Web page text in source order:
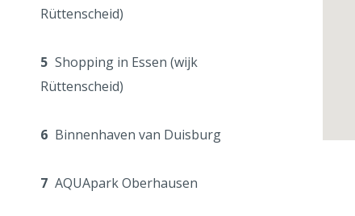
Rüttenscheid)
5 Shopping in Essen (wijk
Rüttenscheid)
6 Binnenhaven van Duisburg
7 AQUApark Oberhausen